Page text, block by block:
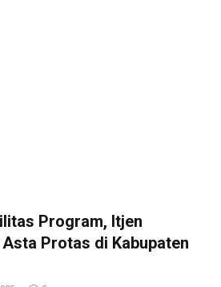
Program, Itjen
Protas di Kabupaten